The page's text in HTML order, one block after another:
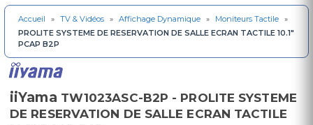
Accueil » TV & Vidéos » Affichage Dynamique » Moniteurs Tactile »
PROLITE SYSTEME DE RESERVATION DE SALLE ECRAN TACTILE 10.1"
PCAP B2P
iiYama TW1023ASC-B2P - PROLITE SYSTEME
DE RESERVATION DE SALLE ECRAN TACTILE